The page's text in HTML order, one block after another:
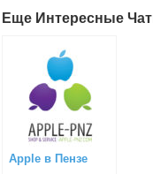
Еще Интересные
Apple в Пензе